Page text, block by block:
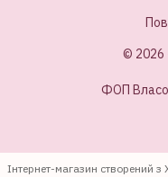
© 2026
ФОП
Інтернет-магазин створений з